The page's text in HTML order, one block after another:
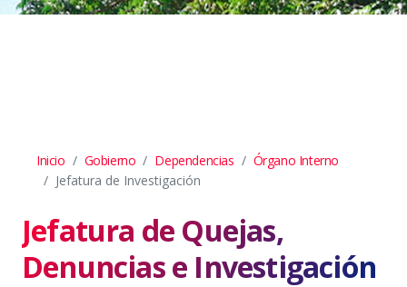
Inicio Gobierno Dependencias
Órgano Interno
Jefatura de Investigación
Jefatura de Quejas,
Denuncias e Investigación